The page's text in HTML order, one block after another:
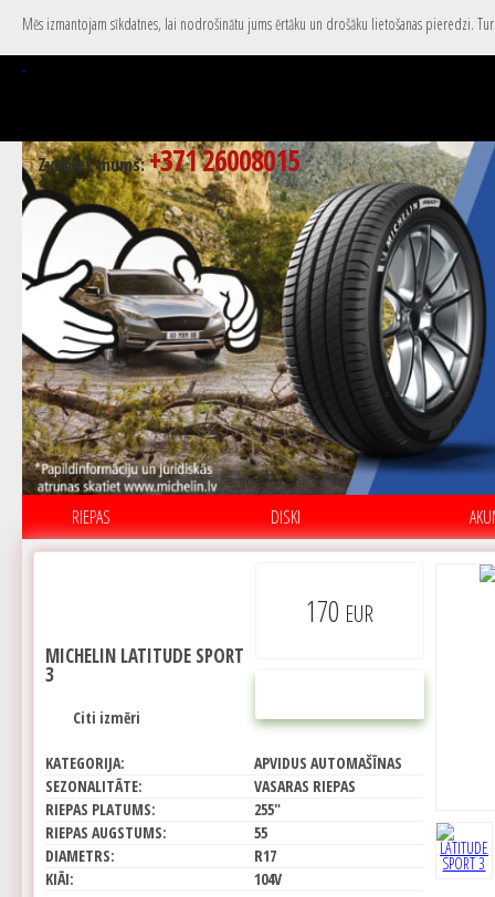
Mēs izmantojam sīkdatnes, lai nodrošinātu jums ērtāku un drošāku lietošanas pieredzi.
Zvaniet mums:+371 26008015
RIEPAS DISKI
170 EUR
MICHELIN LATITUDE SPORT
3
Citi izmēri
KATEGORIJA:
APVIDUS AUTOMAŠĪNAS
SEZONALITĀTE:
VASARAS RIEPAS
RIEPAS PLATUMS:
255"
RIEPAS AUGSTUMS:
55
DIAMETRS:
R17
KIĀI:
104V